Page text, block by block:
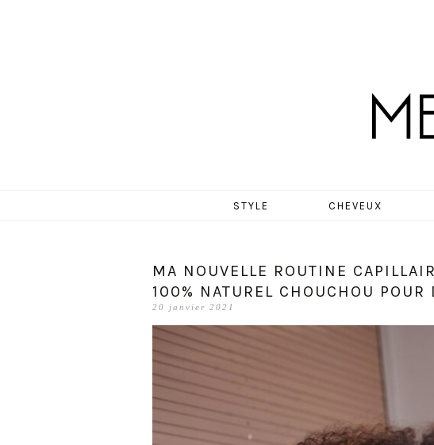
STYLE CHEVEUX
MA NOUVELLE ROUTINE
100% NATUREL CHOUCHOU
20 janvier 2021